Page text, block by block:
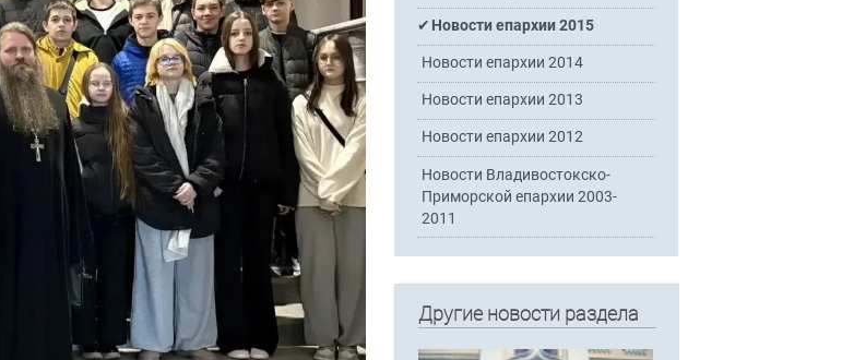
Новости епархии 2015
Новости епархии 2014
Новости епархии 2013
Новости епархии 2012
Новости Владивостокско-
Приморской епархии 2003-
2011
Другие новости раздела